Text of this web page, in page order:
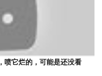
喷它烂的，可能是还没看